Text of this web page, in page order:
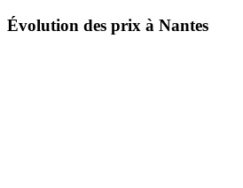
Évolution des prix à Nantes